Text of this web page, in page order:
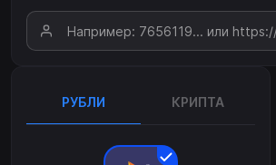
РУБЛИ КРИПТА